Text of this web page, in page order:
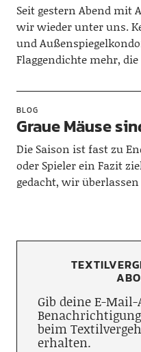
Seit gestern Abend mit
wir wieder unter uns.
und
Flaggendichte mehr,
BLOG
Graue Mäuse
Die Saison ist fast zu
oder Spieler ein Fazit
gedacht, wir
Gib deine E-
beim
erhalten.